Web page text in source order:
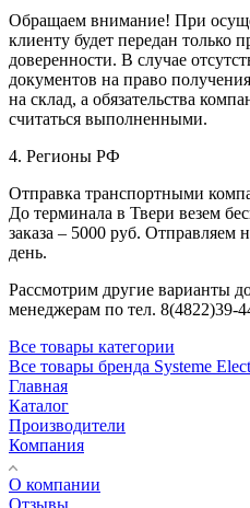
Обращаем внимание! При
клиенту будет передан только
доверенности. В случае
документов на право
на склад, а обязательства
считаться выполненными.
4. Регионы РФ
Отправка транспортными
До терминала в Твери везем
заказа – 5000 руб. Отправляем
день.
Рассмотрим другие варианты
менеджерам по тел. 8(4822)39-
Все товары категории
Все товары бренда Systeme
Главная
Каталог
Производители
Компания
О компании
Отзывы